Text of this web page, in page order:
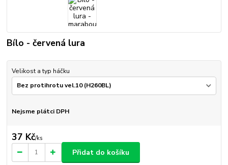
Bílo - červená lura
Velikost a typ háčku
Nejsme plátci DPH
37 Kč/ks
Přidat do košíku